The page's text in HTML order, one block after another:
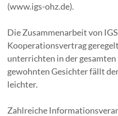
(www.igs-ohz.de).
Die Zusammenarbeit von
Kooperationsvertrag
unterrichten in der gesamten
gewohnten Gesichter fällt
leichter.
Zahlreiche